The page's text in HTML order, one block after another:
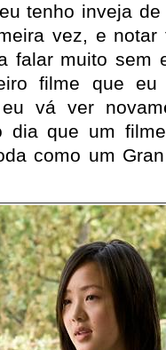
tenho inveja
vez, e notar
falar muito sem
filme que
vá ver
dia que um
como um